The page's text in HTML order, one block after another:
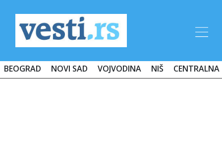
BEOGRAD NOVI SAD VOJVODINA NIŠ CENTRALNA